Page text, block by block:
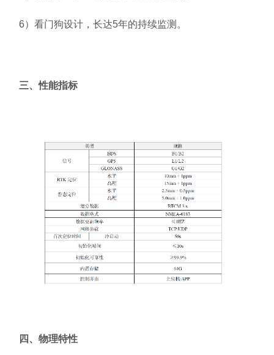
6）看门狗设计，长达5年的持续监测。
三、性能指标
四、物理特性